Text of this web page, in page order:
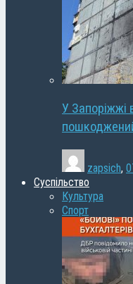
У Запоріжжі
zapsich,
Суспільство
Культура
Спорт